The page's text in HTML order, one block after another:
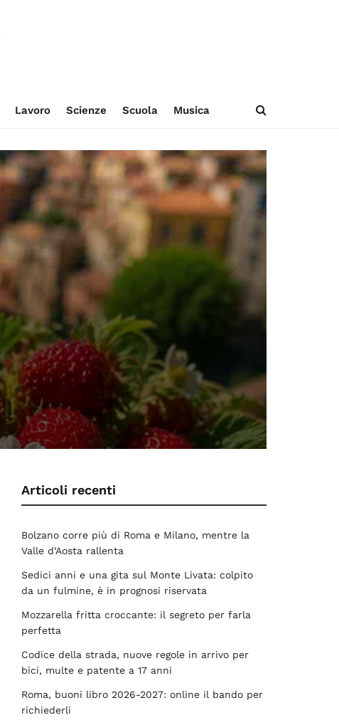
Lavoro Scienze Scuola Musica
Articoli recenti
Bolzano corre più di Roma e Milano, mentre la
Valle d’Aosta rallenta
Sedici anni e una gita sul Monte Livata: colpito
da un fulmine, è in prognosi riservata
Mozzarella fritta croccante: il segreto per farla
perfetta
Codice della strada, nuove regole in arrivo per
bici, multe e patente a 17 anni
Roma, buoni libro 2026-2027: online il bando per
richiederli